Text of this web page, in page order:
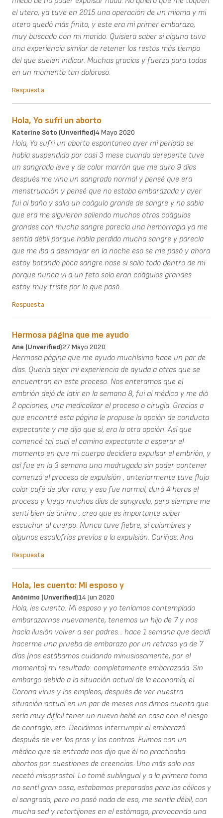
el utero, ya tuve en 2015 una operación de un mioma y mi
utero quedó más finito, y este era mi primer embarazo,
muy buscado con mi marido. Quisiera saber si alguna tuvo
una experiencia similar de retener los restos más tiempo
del que suelen indicar. Muchas gracias y fuerza para todas
en un momento tan doloroso.
Respuesta
Hola, Yo sufrí un aborto
Katerine Soto (unverified)4 Mayo 2020
Hola, Yo sufrí un aborto espontaneo ayer mi periodo se
había suspendido por casi 3 mese cuando derepente tuve
un sangrado leve y de color marrón que me duro 9 días
después me vino un sangrado normal y pensé que era
menstruación y pensé que no estaba embarazada y ayer
fui al baño y salio un coágulo grande de sangre y no sabia
que era me siguieron saliendo muchos otros coágulos
grandes con mucha sangre parecía una hemorragia ya me
sentía débil porque había perdido mucha sangre y parecía
que me iba a desmayar en la noche eso se me pasó y ahora
estoy botando poca sangre nose si salio todo dentro de mi
porque nunca vi a un feto solo eran coágulos grandes
estoy muy triste por lo que pasó.
Respuesta
Hermosa página que me ayudo
Ane (unverified)27 Mayo 2020
Hermosa página que me ayudo muchísimo hace un par de
días. Quería dejar mi experiencia de ayuda a otras que se
encuentran en este proceso. Nos enteramos que el
embrión dejó de latir en la semana 8, fui al médico y me dió
2 opciones, una medicalizar el proceso o cirugía. Gracias a
que encontré esta página le propuse la opción de conducta
expectante y me dijo que sí, era la otra opción. Así que
comencé tal cual el camino expectante a esperar el
momento en que mi cuerpo decidiera expulsar el embrión, y
así fue en la 3 semana una madrugada sin poder contener
comenzó el proceso de expulsión , anteriormente tuve flujo
color café de olor raro, y eso fue normal, duró 4 horas el
proceso y luego muchos días de sangrado, pero siempre me
sentí bien de ánimo , creo que es importante saber
escuchar al cuerpo. Nunca tuve fiebre, sí calambres y
algunos escalofríos previos a la expulsión. Cariños. Ana
Respuesta
Hola, les cuento: Mi esposo y
Anónimo (unverified)14 Jun 2020
Hola, les cuento: Mi esposo y yo teníamos contemplado
embarazarnos nuevamente, tenemos un hijo de 7 y nos
hacía ilusión volver a ser padres... hace 1 semana que decidí
hacerme una prueba de embarazo por un retraso ya de 7
días (nos estábamos cuidando minusiosamente, por el
momento) mi resultado: completamente embarazada. Sin
embargo debido a la situación actual de la economía, el
Corona virus y los empleos, después de ver nuestra
situación actual en un par de meses nos dimos cuenta que
sería muy difícil tener un nuevo bebé en casa con el riesgo
de contagio, etc. Decidimos interrumpir el embarazó
después de ver los pros y los contras. Fuimos con un
médico que de entrada nos dijo que él no practicaba
abortos por cuestiones de creencias. Uno más solo nos
recetó misoprostol. Lo tomé sublingual y a la primera toma
no sentí gran cosa, estabamos preparados para los cólicos y
el sangrado, pero no pasó nada de eso, me sentía débil, con
mucha sed y retortijones en el estómago, provocando una